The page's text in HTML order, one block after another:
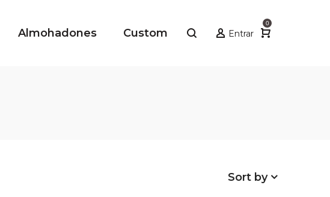
Entrar
0
Almohadones Custom
Sort by